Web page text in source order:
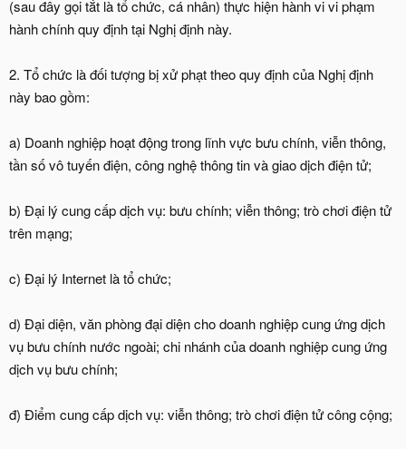
(sau đây gọi tắt là tổ chức, cá nhân) thực hiện hành vi vi phạm
hành chính quy định tại Nghị định này.
2. Tổ chức là đối tượng bị xử phạt theo quy định của Nghị định
này bao gồm:
a) Doanh nghiệp hoạt động trong lĩnh vực bưu chính, viễn thông,
tần số vô tuyến điện, công nghệ thông tin và giao dịch điện tử;
b) Đại lý cung cấp dịch vụ: bưu chính; viễn thông; trò chơi điện tử
trên mạng;
c) Đại lý Internet là tổ chức;
d) Đại diện, văn phòng đại diện cho doanh nghiệp cung ứng dịch
vụ bưu chính nước ngoài; chi nhánh của doanh nghiệp cung ứng
dịch vụ bưu chính;
đ) Điểm cung cấp dịch vụ: viễn thông; trò chơi điện tử công cộng;